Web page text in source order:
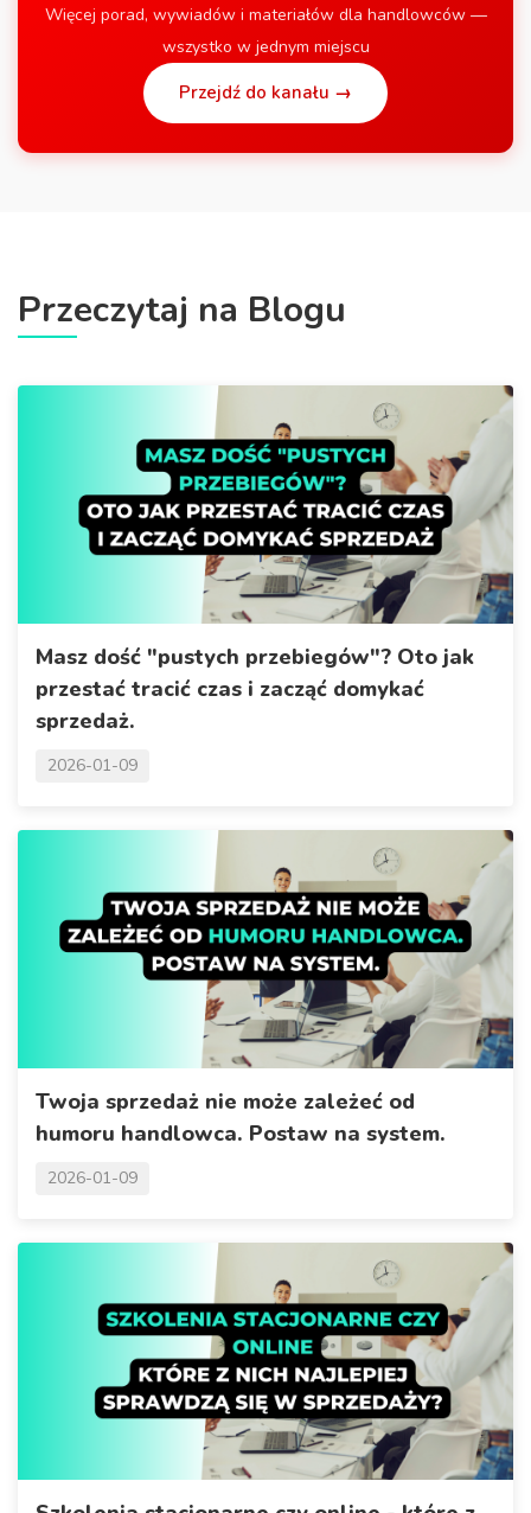
Więcej porad, wywiadów i materiałów dla handlowców —
wszystko w jednym miejscu
Przejdź do kanału →
Przeczytaj na Blogu
Masz dość "pustych przebiegów"? Oto jak
przestać tracić czas i zacząć domykać
sprzedaż.
2026-01-09
Twoja sprzedaż nie może zależeć od
humoru handlowca. Postaw na system.
2026-01-09